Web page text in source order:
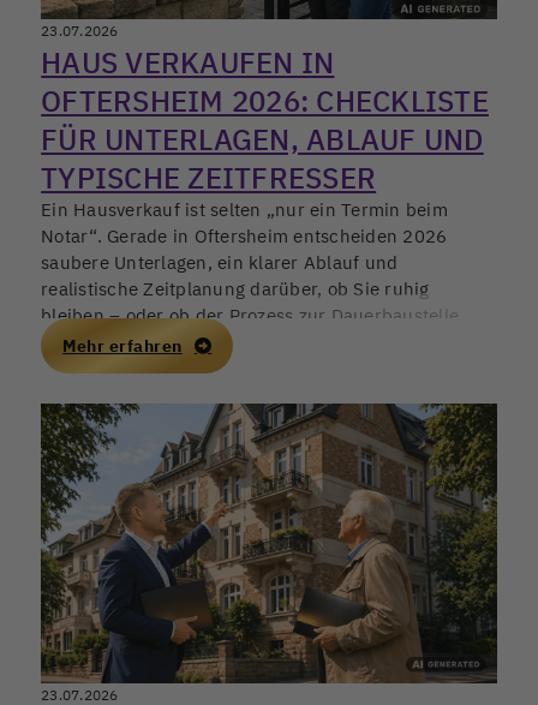
23.07.2026
HAUS VERKAUFEN IN
OFTERSHEIM 2026: CHECKLISTE
FÜR UNTERLAGEN, ABLAUF UND
TYPISCHE ZEITFRESSER
Ein Hausverkauf ist selten „nur ein Termin beim
Notar“. Gerade in Oftersheim entscheiden 2026
saubere Unterlagen, ein klarer Ablauf und
realistische Zeitplanung darüber, ob Sie ruhig
bleiben – oder ob der Prozess zur Dauerbaustelle
wird. Wer früh strukturiert, schützt nicht nur den
Preis, sondern auch die eigene Nervenlage.
Mehr erfahren
23.07.2026